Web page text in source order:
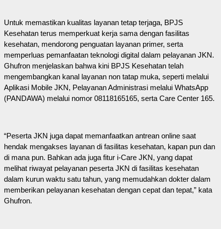
Untuk memastikan kualitas layanan tetap terjaga, BPJS
Kesehatan terus memperkuat kerja sama dengan fasilitas
kesehatan, mendorong penguatan layanan primer, serta
memperluas pemanfaatan teknologi digital dalam pelayanan JKN.
Ghufron menjelaskan bahwa kini BPJS Kesehatan telah
mengembangkan kanal layanan non tatap muka, seperti melalui
Aplikasi Mobile JKN, Pelayanan Administrasi melalui WhatsApp
(PANDAWA) melalui nomor 08118165165, serta Care Center 165.
“Peserta JKN juga dapat memanfaatkan antrean online saat
hendak mengakses layanan di fasilitas kesehatan, kapan pun dan
di mana pun. Bahkan ada juga fitur i-Care JKN, yang dapat
melihat riwayat pelayanan peserta JKN di fasilitas kesehatan
dalam kurun waktu satu tahun, yang memudahkan dokter dalam
memberikan pelayanan kesehatan dengan cepat dan tepat,” kata
Ghufron.